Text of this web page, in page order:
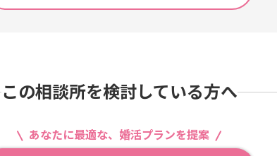
この相談所を検討している方へ
あなたに最適な、婚活プランを提案